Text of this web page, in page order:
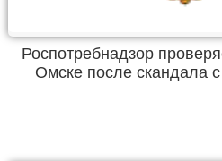
Роспотребнадзор
Омске после скандала